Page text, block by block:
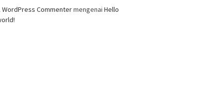
WordPress CommentermengenaiHello